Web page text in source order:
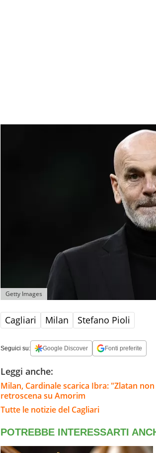
Getty Images
Cagliari Milan Stefano Pioli
Seguici su: Google Discover Fonti preferite
Leggi anche:
Milan, Cardinale scarica Ibra: "Zlatan
retroscena su Amorim
Tutte le notizie del Cagliari